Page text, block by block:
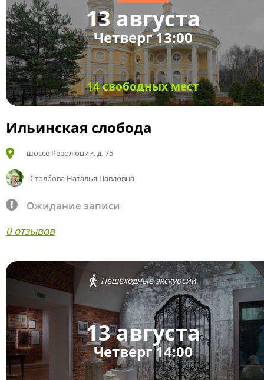
13 августа
Четверг 13:00
14 свободных мест
Ильинская слобода
шоссе Революции, д. 75
Столбова Наталья Павловна
Ожидание записи
0 отзывов
Пешеходные экскурсии
13 августа
Четверг 14:00